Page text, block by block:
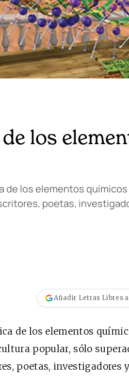
los
de los elementos
poetas,
Añadir Letras Libres
de los elementos
popular, sólo
poetas, investigadores y